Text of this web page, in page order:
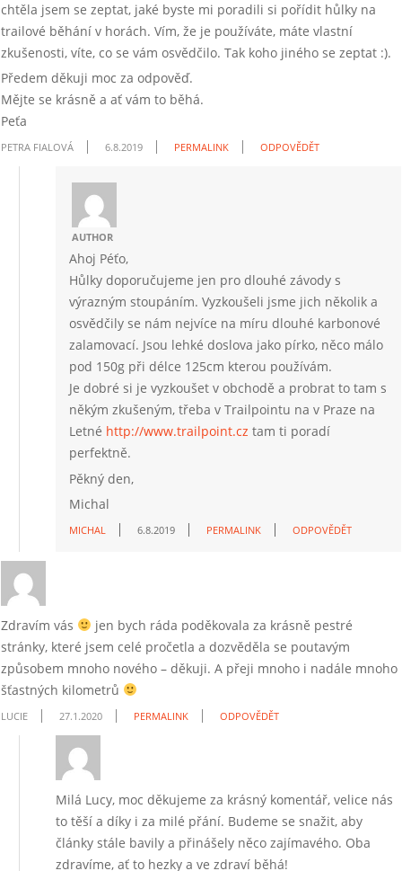
chtěla jsem se zeptat, jaké byste mi poradili si pořídit hůlky na
trailové běhání v horách. Vím, že je používáte, máte vlastní
zkušenosti, víte, co se vám osvědčilo. Tak koho jiného se zeptat :).
Předem děkuji moc za odpověď.
Mějte se krásně a ať vám to běhá.
Peťa
PETRA FIALOVÁ 6.8.2019 PERMALINK ODPOVĚDĚT
AUTHOR
Ahoj Péťo,
Hůlky doporučujeme jen pro dlouhé závody s
výrazným stoupáním. Vyzkoušeli jsme jich několik a
osvědčily se nám nejvíce na míru dlouhé karbonové
zalamovací. Jsou lehké doslova jako pírko, něco málo
pod 150g při délce 125cm kterou používám.
Je dobré si je vyzkoušet v obchodě a probrat to tam s
někým zkušeným, třeba v Trailpointu na v Praze na
Letné http://www.trailpoint.cz tam ti poradí
perfektně.
Pěkný den,
Michal
MICHAL 6.8.2019 PERMALINK ODPOVĚDĚT
Zdravím vás
jen bych ráda poděkovala za krásně pestré
stránky, které jsem celé pročetla a dozvěděla se poutavým
způsobem mnoho nového – děkuji. A přeji mnoho i nadále mnoho
šťastných kilometrů
LUCIE 27.1.2020 PERMALINK ODPOVĚDĚT
Milá Lucy, moc děkujeme za krásný komentář, velice nás
to těší a díky i za milé přání. Budeme se snažit, aby
články stále bavily a přinášely něco zajímavého. Oba
zdravíme, ať to hezky a ve zdraví běhá!